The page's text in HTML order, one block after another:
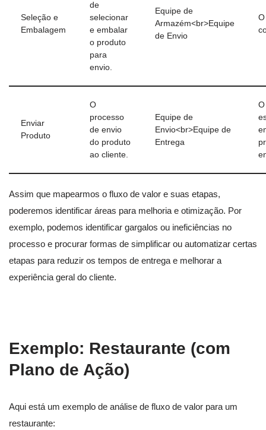
Seleção e
Embalagem
de
selecionar
e embalar
o produto
para
envio.
Equipe de
Armazém<br>Equipe
de Envio
Enviar
Produto
O
processo
de envio
do produto
ao cliente.
Equipe de
Envio<br>Equipe de
Entrega
Assim que mapearmos o fluxo de valor e suas etapas,
poderemos identificar áreas para melhoria e otimização. Por
exemplo, podemos identificar gargalos ou ineficiências no
processo e procurar formas de simplificar ou automatizar certas
etapas para reduzir os tempos de entrega e melhorar a
experiência geral do cliente.
Exemplo: Restaurante (com
Plano de Ação)
Aqui está um exemplo de análise de fluxo de valor para um
restaurante: